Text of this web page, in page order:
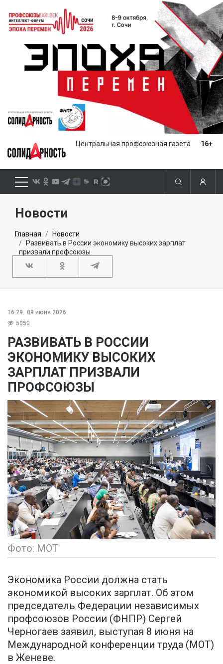
Центральная профсоюзная газета 16+
Новости
Главная
Новости
Развивать в России экономику высоких зарплат
призвали профсоюзы
16:29
09 июня 2026
5050
РАЗВИВАТЬ В РОССИИ
ЭКОНОМИКУ ВЫСОКИХ
ЗАРПЛАТ ПРИЗВАЛИ
ПРОФСОЮЗЫ
Фото: МОТ
Экономика России должна стать
экономикой высоких зарплат. Об этом
председатель Федерации независимых
профсоюзов России (ФНПР) Сергей
Черногаев заявил, выступая 8 июня на
Международной конференции труда (МОТ)
в Женеве.